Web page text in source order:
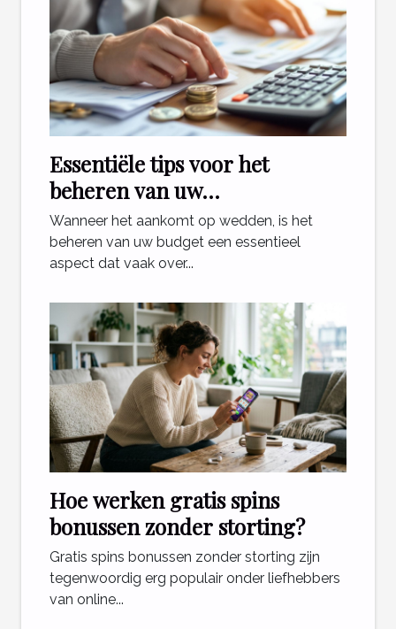
Essentiële tips voor het
beheren van uw
weddenschapsbudget
Wanneer het aankomt op wedden, is het
beheren van uw budget een essentieel
aspect dat vaak over...
Hoe werken gratis spins
bonussen zonder storting?
Gratis spins bonussen zonder storting zijn
tegenwoordig erg populair onder liefhebbers
van online...